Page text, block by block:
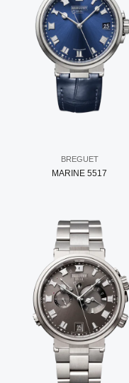
BREGUET
MARINE 5517